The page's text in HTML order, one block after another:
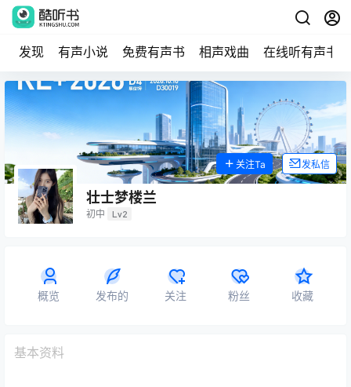
发现 有声小说 免费有声书 相声戏曲 在线听有声书
壮士梦楼兰
初中 Lv2
关注Ta 发私信
概览 发布的 关注 粉丝 收藏
基本资料